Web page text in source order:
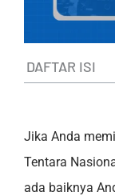
DAFTAR ISI
Jika Anda
Tentara
ada baiknya